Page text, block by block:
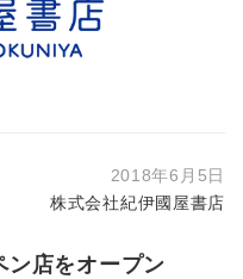
2018年6月5日
株式会社紀伊國屋書店
ン店をオープン